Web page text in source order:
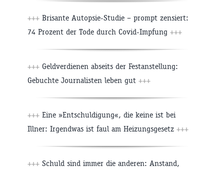
+++ Brisante Autopsie-Studie – prompt zensiert:
74 Prozent der Tode durch Covid-Impfung +++
+++ Geldverdienen abseits der Festanstellung:
Gebuchte Journalisten leben gut +++
+++ Eine »Entschuldigung«, die keine ist bei
Illner: Irgendwas ist faul am Heizungsgesetz +++
+++ Schuld sind immer die anderen: Anstand,